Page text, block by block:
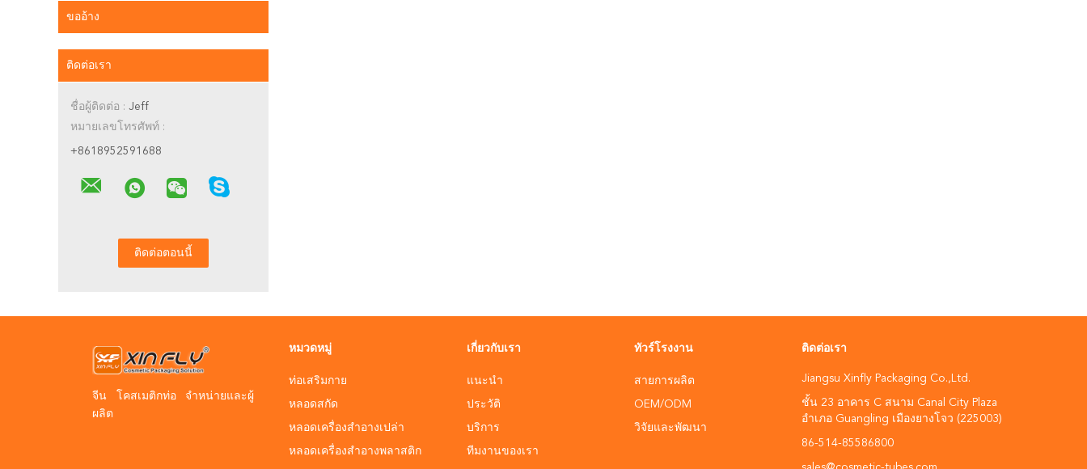
ขออ้าง
ติดต่อเรา
ชื่อผู้ติดต่อ : Jeff
หมายเลขโทรศัพท์ :
+8618952591688
จีน โคสเมติกท่อ จําหน่ายและผู้
ผลิต
หมวดหมู่
ท่อเสริมกาย
หลอดสกัด
หลอดเครื่องสำอางเปล่า
หลอดเครื่องสำอางพลาสติก
เกี่ยวกับเรา
แนะนำ
ประวัติ
บริการ
ทีมงานของเรา
ทัวร์โรงงาน
สายการผลิต
OEM/ODM
วิจัยและพัฒนา
ติดต่อเรา
Jiangsu Xinfly Packaging Co.,Ltd.
ชั้น 23 อาคาร C สนาม Canal City Plaza
อําเภอ Guangling เมืองยางโจว (225003)
86-514-85586800